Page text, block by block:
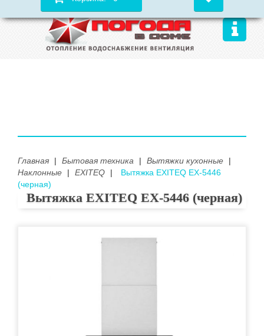
Главная | Бытовая техника | Вытяжки кухонные
|
Наклонные
| EXITEQ |
Вытяжка EXITEQ EX-5446
(черная)
Вытяжка EXITEQ EX-5446 (черная)